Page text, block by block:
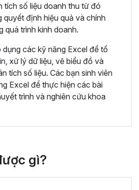
tích số liệu doanh thu từ đó
quyết định hiệu quả và chính
quá trình kinh doanh.
dụng các kỹ năng Excel để tổ
xử lý dữ liệu, vẽ biểu đồ và
tích số liệu. Các bạn sinh viên
Excel để thực hiện các bài
trình và nghiên cứu khoa
gì?